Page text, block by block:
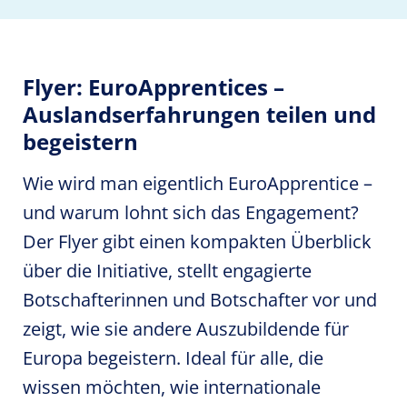
Flyer: EuroApprentices –
Auslandserfahrungen teilen und
begeistern
Wie wird man eigentlich EuroApprentice –
und warum lohnt sich das Engagement?
Der Flyer gibt einen kompakten Überblick
über die Initiative, stellt engagierte
Botschafterinnen und Botschafter vor und
zeigt, wie sie andere Auszubildende für
Europa begeistern. Ideal für alle, die
wissen möchten, wie internationale